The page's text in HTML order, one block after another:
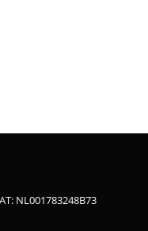
NL001783248B73